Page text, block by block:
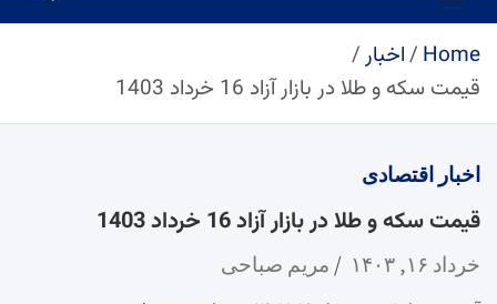
Home
اخبار
قیمت سکه و طلا در بازار آزاد 16 خرداد 1403
اخبار اقتصادی
قیمت سکه و طلا در بازار آزاد 16 خرداد 1403
خرداد ۱۶, ۱۴۰۳ مریم صباحی